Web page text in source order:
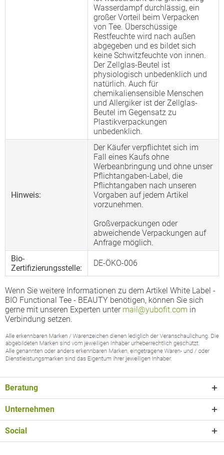
Wasserdampf durchlässig, ein
großer Vorteil beim Verpacken
von Tee. Überschüssige
Restfeuchte wird nach außen
abgegeben und es bildet sich
keine Schwitzfeuchte von innen.
Der Zellglas-Beutel ist
physiologisch unbedenklich und
natürlich. Auch für
chemikaliensensible Menschen
und Allergiker ist der Zellglas-
Beutel im Gegensatz zu
Plastikverpackungen
unbedenklich.
Hinweis:
Der Käufer verpflichtet sich im
Fall eines Kaufs ohne
Werbeanbringung und ohne unser
Pflichtangaben-Label, die
Pflichtangaben nach unseren
Vorgaben auf jedem Artikel
vorzunehmen.
Großverpackungen oder
abweichende Verpackungen auf
Anfrage möglich.
Bio-
Zertifizierungsstelle:
DE-ÖKO-006
Wenn Sie weitere Informationen zu dem Artikel White Label -
BIO Functional Tee - BEAUTY benötigen, können Sie sich
gerne mit unseren Experten unter mail@yubofit.com in
Verbindung setzen.
Beratung
Unternehmen
Social